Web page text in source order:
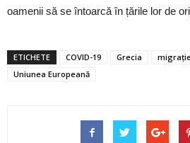
oamenii să se întoarcă în țările lor de
ETICHETE COVID-19 Grecia
Uniunea Europeană